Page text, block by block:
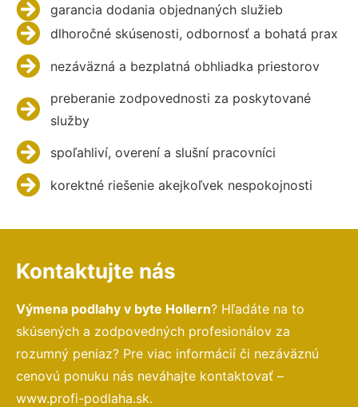
garancia dodania objednaných služieb
dlhoročné skúsenosti, odbornosť a bohatá prax
nezáväzná a bezplatná obhliadka priestorov
preberanie zodpovednosti za poskytované
služby
spoľahliví, overení a slušní pracovníci
korektné riešenie akejkoľvek nespokojnosti
Kontaktujte nás
Výmena podlahy v byte Hollern? Hľadáte na to
skúsených a zodpovedných profesionálov za
rozumný peniaz? Pre viac informácií či nezáväznú
cenovú ponuku nás neváhajte kontaktovať –
www.profi-podlaha.sk.